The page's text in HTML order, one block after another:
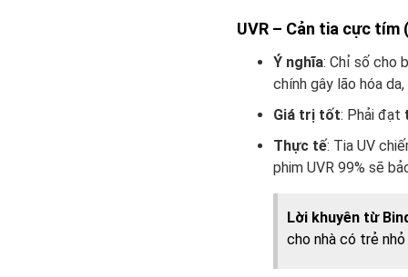
UVR – Cản tia cực
Ý nghĩa: Chỉ số cho
chính gây lão hóa
Giá trị tốt: Phải đạt
Thực tế: Tia UV
phim UVR 99% sẽ
Lời khuyên từ
cho nhà có trẻ